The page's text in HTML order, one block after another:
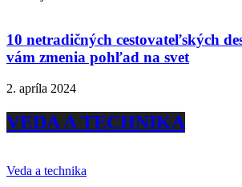
10 netradičných cestovateľských
vám zmenia pohľad na svet
2. apríla 2024
VEDA A TECHNIKA
Veda a technika